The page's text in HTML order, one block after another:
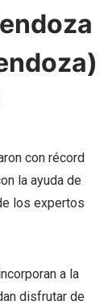
con récord
la ayuda de
los expertos
a la
disfrutar de